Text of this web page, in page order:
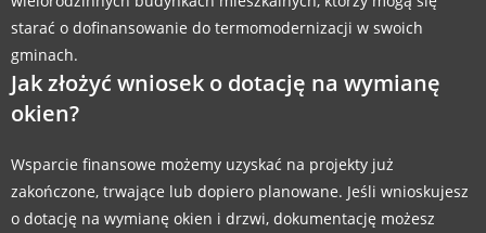
starać o dofinansowanie do termomodernizacji w swoich
gminach.
Jak złożyć wniosek o dotację na wymianę
okien?
Wsparcie finansowe możemy uzyskać na projekty już
zakończone, trwające lub dopiero planowane. Jeśli wnioskujesz
o dotację na wymianę okien i drzwi, dokumentację możesz